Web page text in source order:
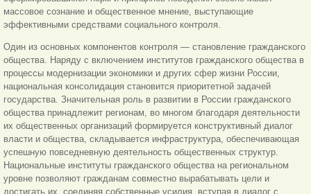
массовое сознание и общественное мнение, выступающие
эффективными средствами социального контроля.
Один из основных компонентов контроля — становление гражданского
общества. Наряду с включением институтов гражданского общества в
процессы модернизации экономики и других сфер жизни России,
национальная консолидация становится приоритетной задачей
государства. Значительная роль в развитии в России гражданского
общества принадлежит регионам, во многом благодаря деятельности
их общественных организаций формируется конструктивный диалог
власти и общества, складывается инфраструктура, обеспечивающая
успешную повседневную деятельность общественных структур.
Национальные институты гражданского общества на региональном
уровне позволяют гражданам совместно вырабатывать цели и
достигать их, соединяя собственные усилия, вступая в диалог с